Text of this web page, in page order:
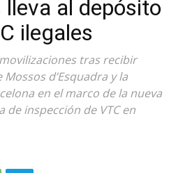
al depósito
ilegales
tras recibir
d’Esquadra y la
en el marco de la nueva
inspección de VTC en